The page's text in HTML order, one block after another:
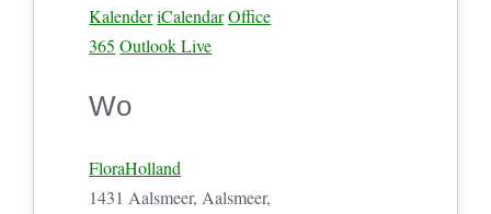
KalenderiCalendarOffice
365 Outlook Live
Wo
FloraHolland
1431 Aalsmeer, Aalsmeer,